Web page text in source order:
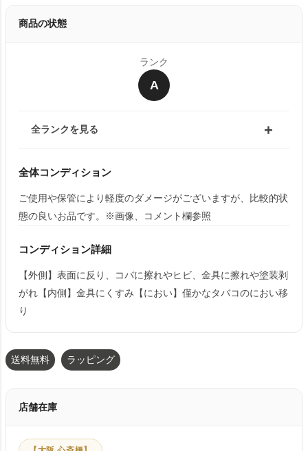
商品の状態
ランク
A
全ランクを見る
全体コンディション
ご使用や保管により軽度のダメージがございますが、比較的状
態の良いお品です。※画像、コメント欄参照
コンディション詳細
【外側】表面に反り、コバに擦れやヒビ、金具に擦れや塗装剥
がれ【内側】金具にくすみ【におい】僅かなタバコのにおい移
り
送料無料 ラッピング
店舗在庫